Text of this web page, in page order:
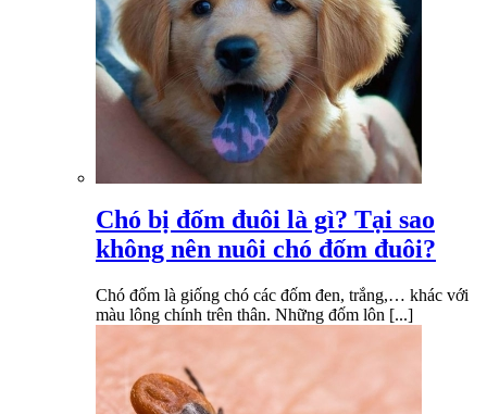
Chó bị đốm đuôi là gì? Tại sao
không nên nuôi chó đốm đuôi?
Chó đốm là giống chó các đốm đen, trắng,… khác với
màu lông chính trên thân. Những đốm lôn [...]